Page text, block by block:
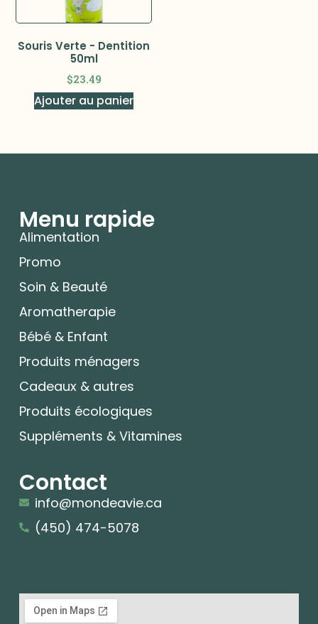
Souris Verte - Dentition
50ml
$23.49
Ajouter au panier
Menu rapide
Alimentation
Promo
Soin & Beauté
Aromatherapie
Bébé & Enfant
Produits ménagers
Cadeaux & autres
Produits écologiques
Suppléments & Vitamines
Contact
info@mondeavie.ca
(450) 474-5078